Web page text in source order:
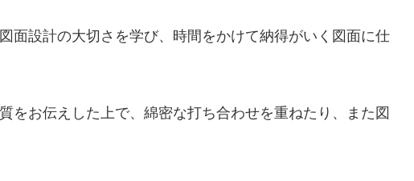
面設計の大切さを学び、時間をかけて納得がいく図面に仕
をお伝えした上で、綿密な打ち合わせを重ねたり、また図